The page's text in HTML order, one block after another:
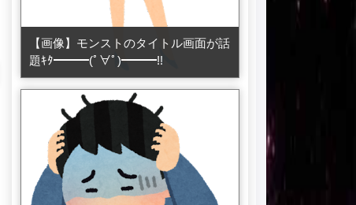
【画像】モンストのタイトル画面が話
題ｷﾀ━━━(ﾟ∀ﾟ)━━━!!